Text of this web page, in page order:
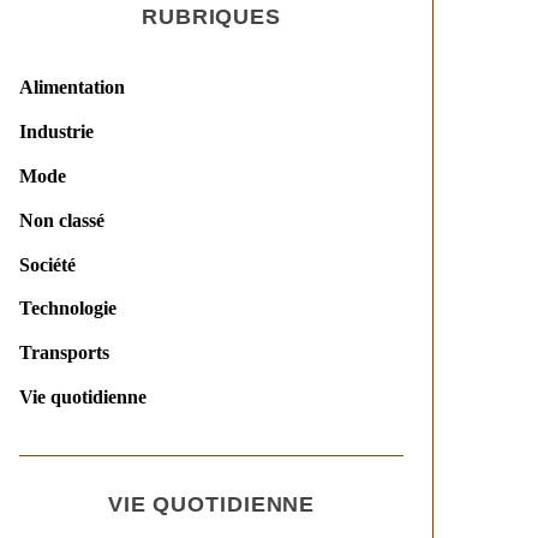
RUBRIQUES
Alimentation
Industrie
Mode
Non classé
Société
Technologie
Transports
Vie quotidienne
VIE QUOTIDIENNE